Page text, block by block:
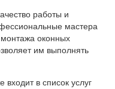
работы и
мастера
оконных
им выполнять
в список услуг